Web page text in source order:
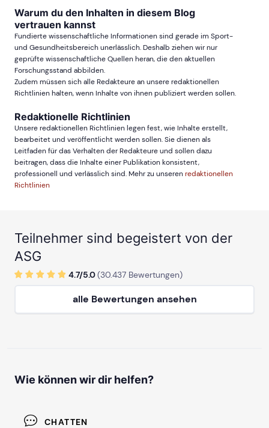
Warum du den Inhalten in diesem Blog
vertrauen kannst
Fundierte wissenschaftliche Informationen sind gerade im Sport-
und Gesundheitsbereich unerlässlich. Deshalb ziehen wir nur
geprüfte wissenschaftliche Quellen heran, die den aktuellen
Forschungsstand abbilden.
Zudem müssen sich alle Redakteure an unsere redaktionellen
Richtlinien halten, wenn Inhalte von ihnen publiziert werden sollen.
Redaktionelle Richtlinien
Unsere redaktionellen Richtlinien legen fest, wie Inhalte erstellt,
bearbeitet und veröffentlicht werden sollen. Sie dienen als
Leitfaden für das Verhalten der Redakteure und sollen dazu
beitragen, dass die Inhalte einer Publikation konsistent,
professionell und verlässlich sind. Mehr zu unserenredaktionellen
Richtlinien
Teilnehmer sind begeistert von der
ASG
4.7/5.0(30.437 Bewertungen)
alle Bewertungen ansehen
Wie können wir dir helfen?
CHATTEN